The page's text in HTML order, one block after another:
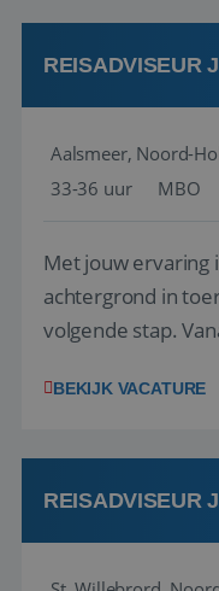
werken: of het nu
REISADVISEUR
Aalsmeer, Noord-
33-36 uur
MBO
Met jouw ervaring
achtergrond in
volgende stap.
wensen van je
klanten te
boeken! ...
BEKIJK VACATURE
REISADVISEUR